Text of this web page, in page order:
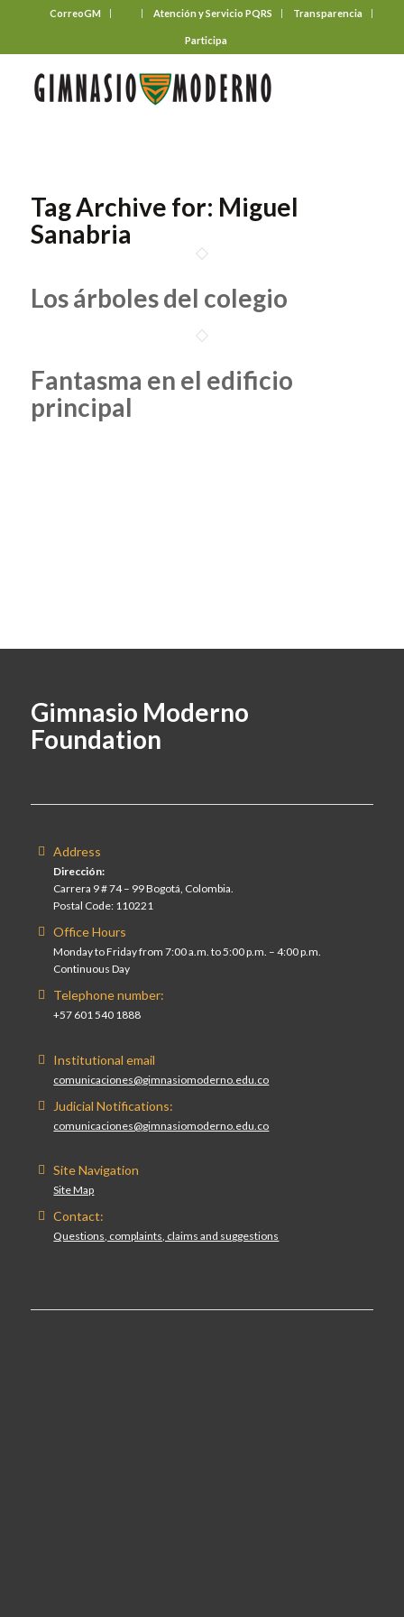
CorreoGM Atención y Servicio PQRS Transparencia
Participa
Tag Archive for: Miguel
Sanabria
Los árboles del colegio
Fantasma en el edificio
principal
Gimnasio Moderno
Foundation
Address
Dirección:
Carrera 9 # 74 – 99 Bogotá, Colombia.
Postal Code: 110221
Office Hours
Monday to Friday from 7:00 a.m. to 5:00 p.m. – 4:00 p.m.
Continuous Day
Telephone number:
+57 601 540 1888
Institutional email
comunicaciones@gimnasiomoderno.edu.co
Judicial Notifications:
comunicaciones@gimnasiomoderno.edu.co
Site Navigation
Site Map
Contact:
Questions, complaints, claims and suggestions